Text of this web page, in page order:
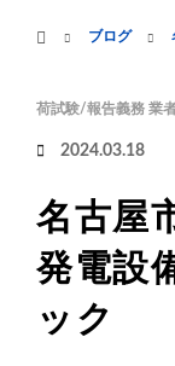
ブログ
荷試験/報告義務 業
2024.03.18
名古屋
発電設
ック